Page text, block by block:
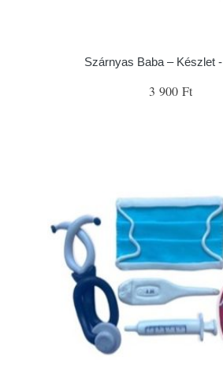
Szárnyas Baba – Készlet
3 900 Ft